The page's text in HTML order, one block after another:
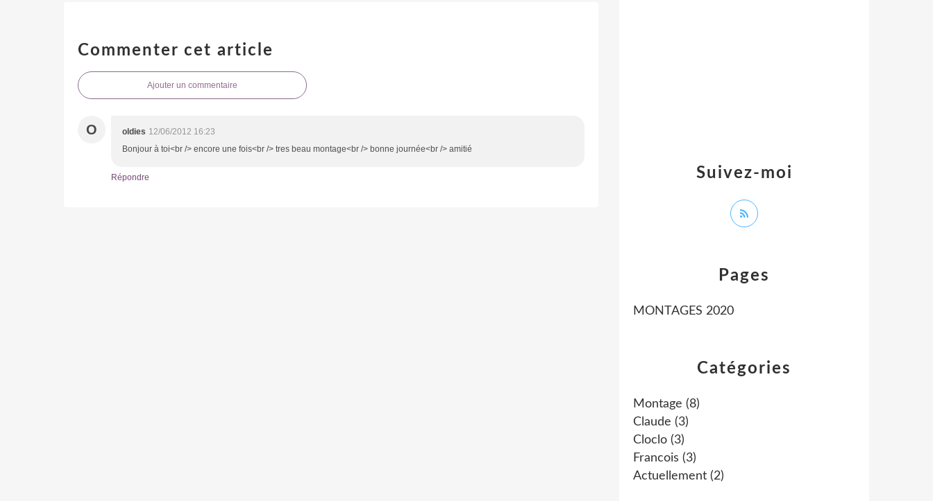
Commenter cet article
Ajouter un commentaire
O oldies 12/06/2012 16:23
Bonjour à toi<br /> encore une fois<br /> tres beau montage<br /> bonne journée<br /> amitié
Répondre
Catégories
Montage (8)
Claude (3)
Cloclo (3)
Francois (3)
Actuellement (2)
Pages
MONTAGES 2020
Suivez-moi